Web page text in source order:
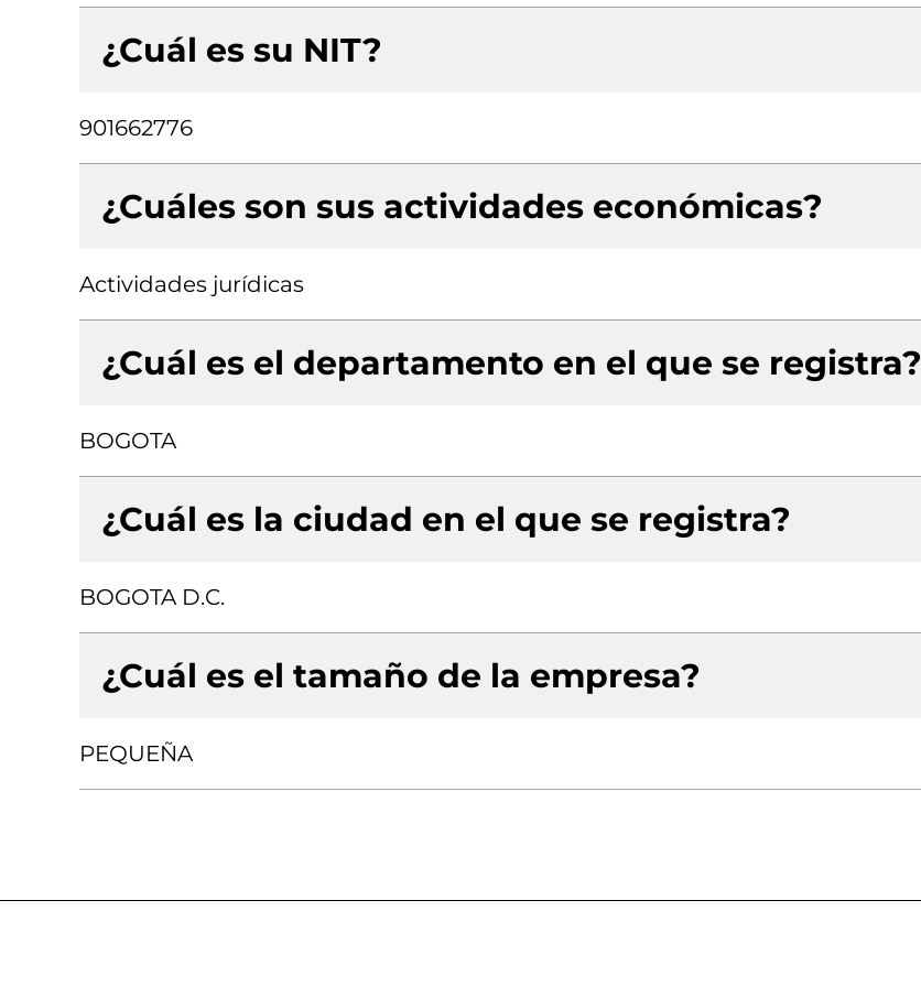
¿Cuál es su NIT?
901662776
¿Cuáles son sus actividades económicas?
Actividades jurídicas
¿Cuál es el departamento en el que se registra?
BOGOTA
¿Cuál es la ciudad en el que se registra?
BOGOTA D.C.
¿Cuál es el tamaño de la empresa?
PEQUEÑA